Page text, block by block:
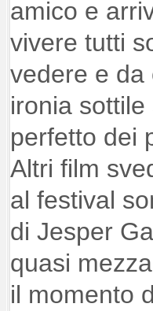
amico e
vivere tutti
vedere e da
ironia
perfetto dei
Altri film
al festival
di Jesper
quasi
il momento